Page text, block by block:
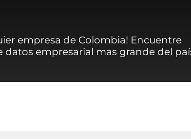
empresa de Colombia! Encuentre
datos empresarial mas grande del